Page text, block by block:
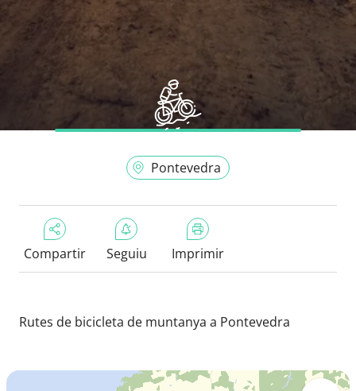
Pontevedra
Compartir Seguiu Imprimir
Rutes de bicicleta de muntanya a Pontevedra